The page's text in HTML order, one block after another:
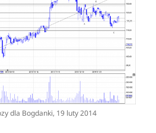
dla Bogdanki, 19 luty 2014